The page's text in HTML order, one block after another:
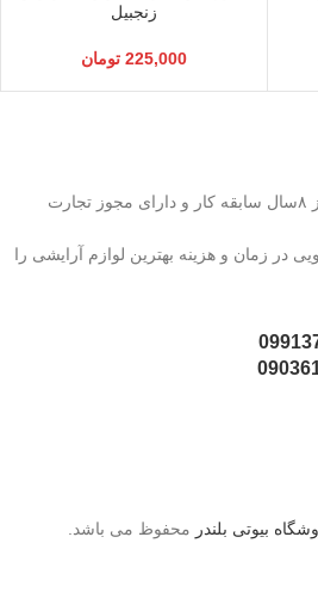
زنجبیل
225,000 تومان
فروشگاه بیوتی بلندر با بیش از ۸سال سابقه کار و دارای مجوز تجارت
در زمان و هزینه بهترین لوازم آرایشی را
بیوتی بلندر محفوظ می باشد.